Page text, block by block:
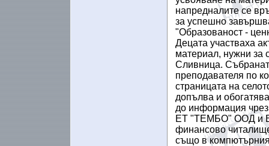
напредналите се
за успешно
"Образованост -
Децата участваха
материал, нужни за
Сливница.
преподавателя по
страницата на
допълва и
до информация
ЕТ "ТЕМБО" ООД и
финансово
също в